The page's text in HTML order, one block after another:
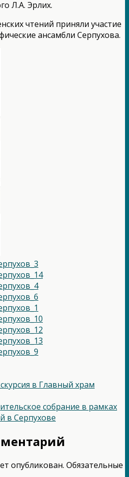
Л.А. Эрлих.
чтений приняли участие
ансамбли Серпухова.
в Главный храм
собрание в рамках
в Серпухове
опубликован. Обязательные